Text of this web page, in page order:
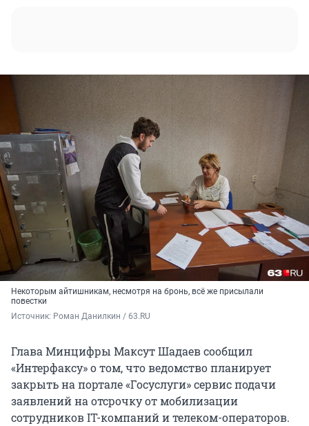
Некоторым айтишникам, несмотря на бронь, всё же присылали
повестки
Источник: Роман Данилкин / 63.RU
Глава Минцифры Максут Шадаев сообщил
«Интерфаксу» о том, что ведомство планирует
закрыть на портале «Госуслуги» сервис подачи
заявлений на отсрочку от мобилизации
сотрудников IT-компаний и телеком-операторов.